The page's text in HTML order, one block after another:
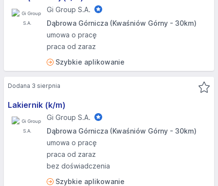
Gi Group S.A.
Dąbrowa Górnicza (Kwaśniów Górny - 30km)
umowa o pracę
praca od zaraz
Szybkie aplikowanie
Lakiernik (k/m)
Gi Group S.A.
Dąbrowa Górnicza (Kwaśniów Górny - 30km)
umowa o pracę
praca od zaraz
bez doświadczenia
Szybkie aplikowanie
Dodana 3 sierpnia